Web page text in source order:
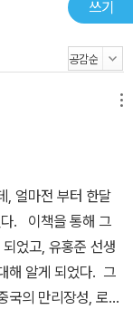
쓰기
얼마전 부터 한달
. 이책을 통해 그
었고, 유홍준 선생
해 알게 되었다. 그
국의 만리장성, 로마